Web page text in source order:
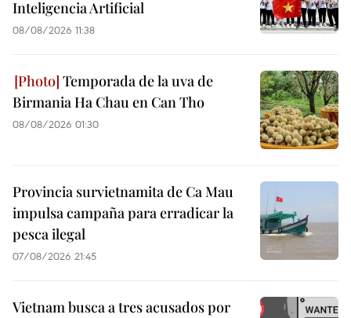
Inteligencia Artificial
08/08/2026 11:38
Temporada de la uva de
Birmania Ha Chau en Can Tho
08/08/2026 01:30
Provincia survietnamita de Ca Mau
impulsa campaña para erradicar la
pesca ilegal
07/08/2026 21:45
Vietnam busca a tres acusados por